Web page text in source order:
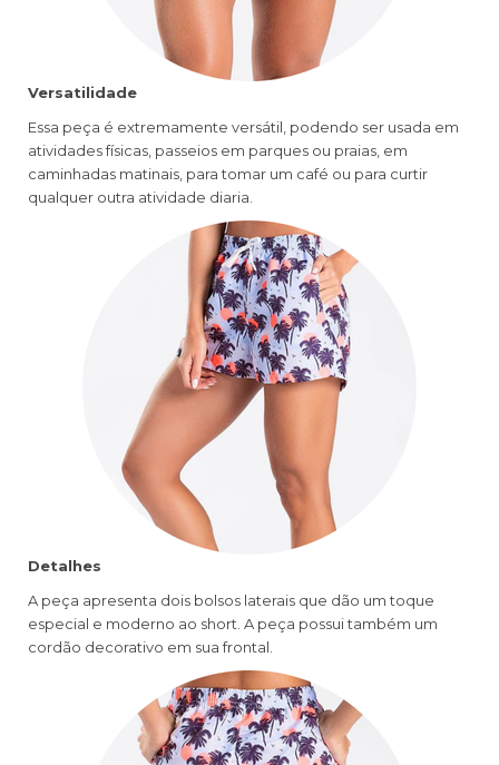
Versatilidade
Essa peça é extremamente versátil, podendo ser usada em
atividades físicas, passeios em parques ou praias, em
caminhadas matinais, para tomar um café ou para curtir
qualquer outra atividade diaria.
Detalhes
A peça apresenta dois bolsos laterais que dão um toque
especial e moderno ao short. A peça possui também um
cordão decorativo em sua frontal.